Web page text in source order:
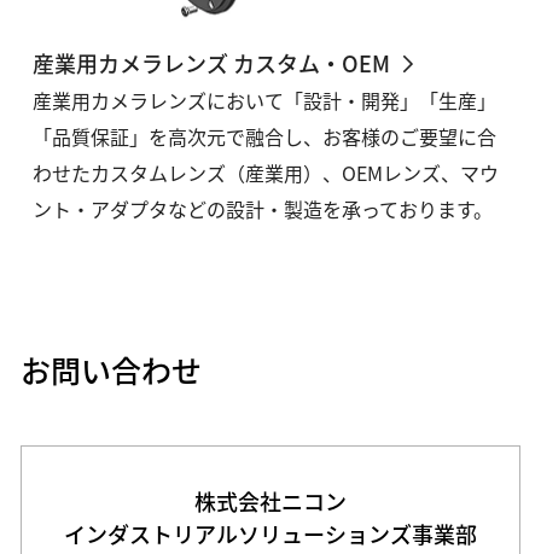
産業用カメラレンズ カスタム・OEM
産業用カメラレンズにおいて「設計・開発」「生産」
「品質保証」を高次元で融合し、お客様のご要望に合
わせたカスタムレンズ（産業用）、OEMレンズ、マウ
ント・アダプタなどの設計・製造を承っております。
お問い合わせ
株式会社ニコン
インダストリアルソリューションズ事業部